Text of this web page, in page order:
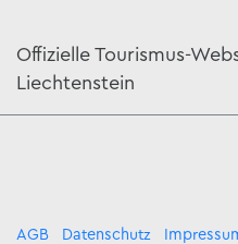
Offizielle Tourismus-
Liechtenstein
AGB Datenschutz